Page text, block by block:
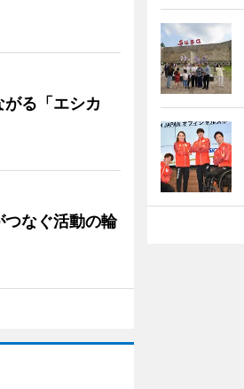
る「エシカ
なぐ活動の輪